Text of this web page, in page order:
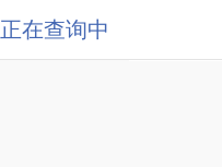
正在查询中